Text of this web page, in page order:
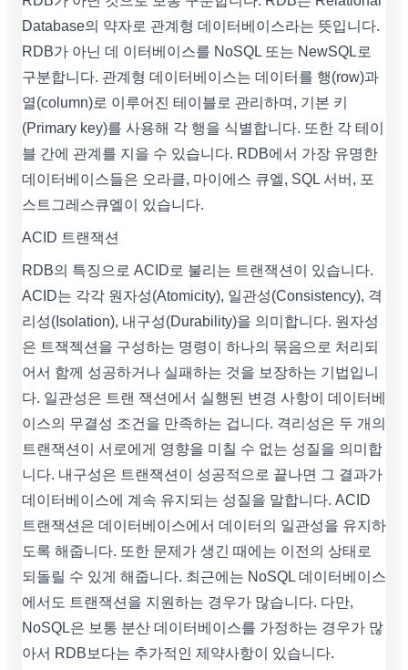
Database의 약자로 관계형 데이터베이스라는 뜻입니다.
RDB가 아닌 데 이터베이스를 NoSQL 또는 NewSQL로
구분합니다. 관계형 데이터베이스는 데이터를 행(row)과
열(column)로 이루어진 테이블로 관리하며, 기본 키
(Primary key)를 사용해 각 행을 식별합니다. 또한 각 테이
블 간에 관계를 지을 수 있습니다. RDB에서 가장 유명한
데이터베이스들은 오라클, 마이에스 큐엘, SQL 서버, 포
스트그레스큐엘이 있습니다.
ACID 트랜잭션
RDB의 특징으로 ACID로 불리는 트랜잭션이 있습니다.
ACID는 각각 원자성(Atomicity), 일관성(Consistency), 격
리성(Isolation), 내구성(Durability)을 의미합니다. 원자성
은 트잭젝션을 구성하는 명령이 하나의 묶음으로 처리되
어서 함께 성공하거나 실패하는 것을 보장하는 기법입니
다. 일관성은 트랜 잭션에서 실행된 변경 사항이 데이터베
이스의 무결성 조건을 만족하는 겁니다. 격리성은 두 개의
트랜잭션이 서로에게 영향을 미칠 수 없는 성질을 의미합
니다. 내구성은 트랜잭션이 성공적으로 끝나면 그 결과가
데이터베이스에 계속 유지되는 성질을 말합니다. ACID
트랜잭션은 데이터베이스에서 데이터의 일관성을 유지하
도록 해줍니다. 또한 문제가 생긴 때에는 이전의 상태로
되돌릴 수 있게 해줍니다. 최근에는 NoSQL 데이터베이스
에서도 트랜잭션을 지원하는 경우가 많습니다. 다만,
NoSQL은 보통 분산 데이터베이스를 가정하는 경우가 많
아서 RDB보다는 추가적인 제약사항이 있습니다.